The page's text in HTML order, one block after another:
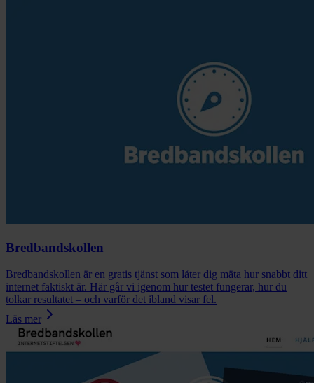
Bredbandskollen
Bredbandskollen är en gratis tjänst som låter dig mäta hur snabbt ditt
internet faktiskt är. Här går vi igenom hur testet fungerar, hur du
tolkar resultatet – och varför det ibland visar fel.
Läs mer